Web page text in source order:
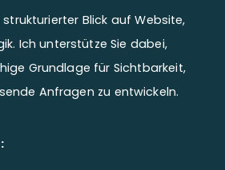
Blick auf Website,
Ich unterstütze Sie dabei,
Grundlage für Sichtbarkeit,
Anfragen zu entwickeln.